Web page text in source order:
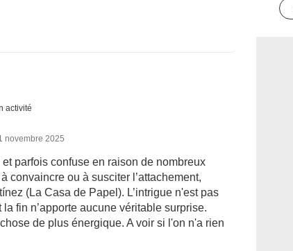
activité
novembre 2025
parfois confuse en raison de nombreux
convaincre ou à susciter l’attachement,
(La Casa de Papel). L’intrigue n'est pas
fin n’apporte aucune véritable surprise.
de plus énergique. A voir si l'on n'a rien